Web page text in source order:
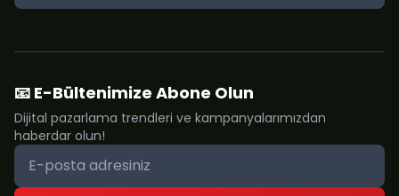
📧 E-Bültenimize Abone Olun
Dijital pazarlama trendleri ve kampanyalarımızdan
haberdar olun!